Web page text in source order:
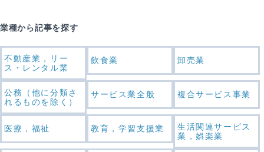
業種から記事を探す
不動産業，リー
ス・レンタル業
飲食業 卸売業
公務（他に分類さ
れるものを除く）
サービス業全般 複合サービス事業
医療，福祉 教育，学習支援業
生活関連サービス
業，娯楽業